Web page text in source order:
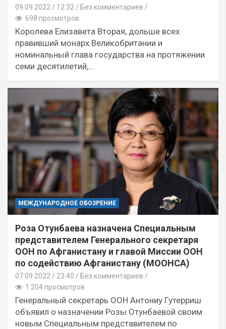
09.09.2022 12:32 / Без комментариев
698 просмотров
Королева Елизавета Вторая, дольше всех
правивший монарх Великобритании и
номинальный глава государства на протяжении
семи десятилетий,…
МЕЖДУНАРОДНОЕ ОБОЗРЕНИЕ
Роза Отунбаева назначена Специальным
представителем Генерального секретаря
ООН по Афганистану и главой Миссии ООН
по содействию Афганистану (МООНСА)
07.09.2022 23:40 / Без комментариев
1 204 просмотров
Генеральный секретарь ООН Антониу Гутерриш
объявил о назначении Розы Отунбаевой своим
новым Специальным представителем по